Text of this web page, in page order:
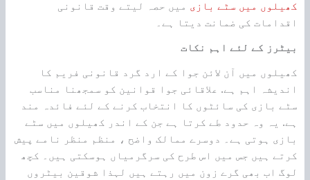
کھیلوں میں سٹے بازی میں حصہ لیتے وقت قانونی
اقدامات کی ضمانت دیتا ہے۔
بیٹرز کے لئے اہم نکات
کھیلوں میں آن لائن جوا کے ارد گرد قانونی فریم کا
اندیشہ اہم ہے. علاقائی جوا قوانین کو سمجھنا مناسب
سٹے بازی کی سائٹوں کا انتخاب کرنے کے لئے فائدہ مند
ہے. یہ وہ حدود طے کرتا ہے جن کے اندر کھیلوں میں سٹے
بازی ہوتی ہے۔ دوسرے ممالک واضح ، منظم منظر نامے پیش
کرتے ہیں جس میں اس طرح کی سرگرمیاں ہوسکتی ہیں۔ کچھ
لوگ اب بھی گرے زون میں رہتے ہیں لہذا شوقین بیٹروں